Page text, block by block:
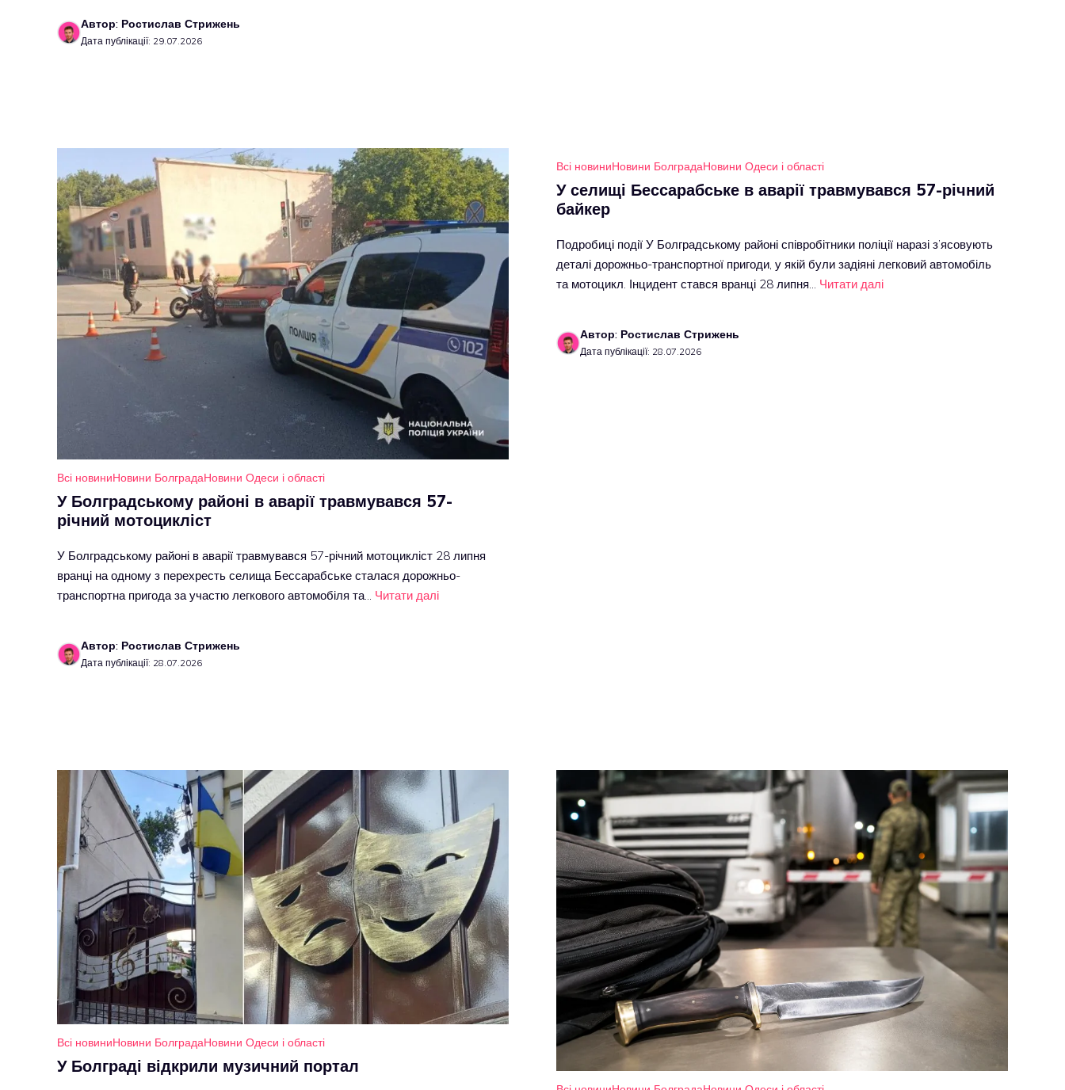
Автор: Ростислав Стрижень
Дата публікації: 29.07.2026
Всі новиниНовини БолградаНовини Одеси і області
У Болградському районі в аварії травмувався 57-
річний мотоцикліст
У Болградському районі в аварії травмувався 57-річний мотоцикліст 28 липня
вранці на одному з перехресть селища Бессарабське сталася дорожньо-
транспортна пригода за участю легкового автомобіля та… Читати далі
Автор: Ростислав Стрижень
Дата публікації: 28.07.2026
Всі новиниНовини БолградаНовини Одеси і області
У селищі Бессарабське в аварії травмувався 57-річний
байкер
Подробиці події У Болградському районі співробітники поліції наразі з’ясовують
деталі дорожньо-транспортної пригоди, у якій були задіяні легковий автомобіль
та мотоцикл. Інцидент стався вранці 28 липня… Читати далі
Автор: Ростислав Стрижень
Дата публікації: 28.07.2026
Всі новиниНовини БолградаНовини Одеси і області
У Болграді відкрили музичний портал